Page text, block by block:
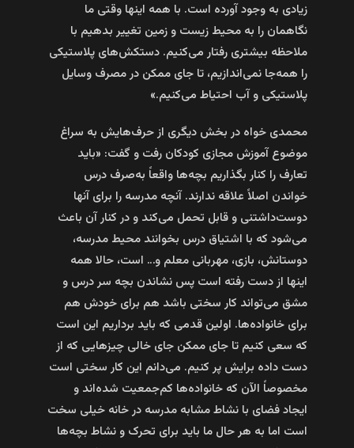
زیادی به وجود آورده است. با همه اینها وقتی ما
نگاهمان را به محیط زیست و زمین تغییر بدهیم با
ملاحظه بیشتری رفتار می‌کنیم. دستکش‌های پلاستیکی
را همه‌جا نمی‌اندازیم، تا جای ممکن در مصرف وسایل
پلاستیکی و آب احتیاط می‌کنیم.»
محمدی خواه در بخش دیگری از حرف‌هایش به سراغ
موضوع آموزش مجازی کودکان رفت و گفت: «باید
تعارف را کنار بگذاریم بچه‌ها واقعاً به‌صرف درس
خواندن اصلاً علاقه ندارند. آنچه مدرسه را برای آنها
دوست‌داشتنی و قابل تحمل می‌کند و در کنار آن باعث
می‌شود که با اشتیاق درس بخوانند محیط مدرسه،
دوستانش، بازی، مهربانی معلم و… است، حالا همه
اینها از دست رفته است پس نشاندن بچه سر درس و
مشق می‌تواند کار سختی باشد هم برای خودش هم
برای خانواده‌ها. اولین قدمی که باید برداریم این است
که سعی کنیم تا جای ممکن جای خالی چیزهایی که از
دست داده برایش پر کنیم. می‌دانم این کار سختی است
مخصوصاً الآن که خانواده‌ها کم‌جمعیت شده‌اند و
ایجاد فضای با نشاط مشابه مدرسه در خانه خیلی سخت
است اما به هر حال ما باید برای تحرک و نشاط بچه‌ها